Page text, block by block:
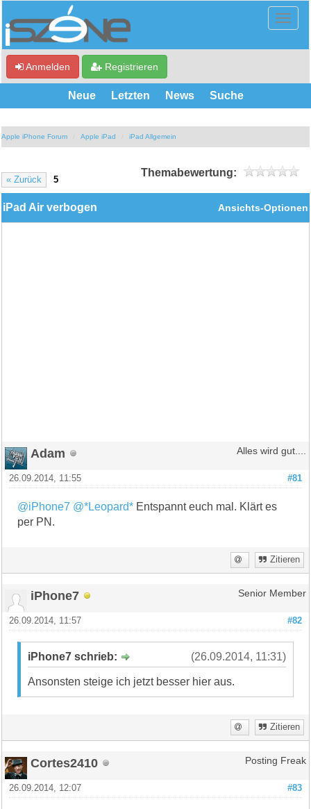
Anmelden Registrieren
Neue Letzten News Suche
Apple iPhone Forum Apple iPad iPad Allgemein
« Zurück 5
Themabewertung:
Ansichts-Optionen
iPad Air verbogen
Adam Alles wird gut....
#81
26.09.2014, 11:55
@iPhone7 @*Leopard* Entspannt euch mal. Klärt es
per PN.
Zitieren
iPhone7 Senior Member
#82
26.09.2014, 11:57
(26.09.2014, 11:31)
iPhone7 schrieb:
Ansonsten steige ich jetzt besser hier aus.
Zitieren
Cortes2410 Posting Freak
#83
26.09.2014, 12:07